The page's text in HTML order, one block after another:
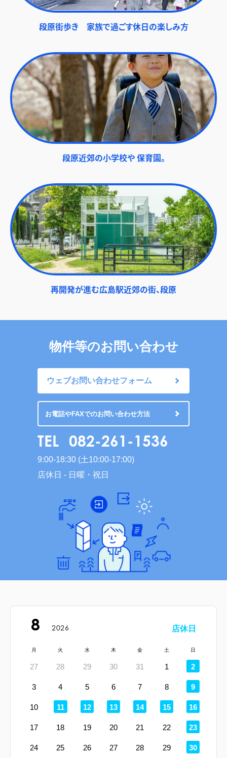
段原街歩き 家族で過ごす休日の楽しみ方
段原近郊の小学校や 保育園。
再開発が進む広島駅近郊の街、段原
物件等のお問い合わせ
ウェブお問い合わせフォーム
お電話やFAXでのお問い合わせ方法
TEL 082-261-1536
9:00-18:30 (土10:00-17:00)
店休日 - 日曜・祝日
8 2026 店休日
月 火 水 木 金 土 日
27 28 29 30 31 1 2
定
休
日
3 4 5 6 7 8 9
定
休
日
10 11
定
休
日
12
定
休
日
13
定
休
日
14
定
休
日
15
定
休
日
16
定
休
日
17 18 19 20 21 22 23
定
休
日
24 25 26 27 28 29 30
定
休
日